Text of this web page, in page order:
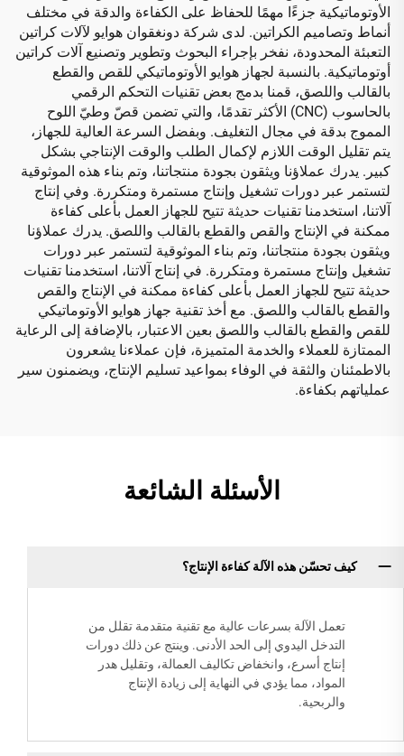
الأوتوماتيكية جزءًا مهمًا للحفاظ على الكفاءة والدقة في مختلف
أنماط وتصاميم الكراتين. لدى شركة دونغقوان هوايو لآلات كراتين
التعبئة المحدودة، نفخر بإجراء البحوث وتطوير وتصنيع آلات كراتين
أوتوماتيكية. بالنسبة لجهاز هوايو الأوتوماتيكي للقص والقطع
بالقالب واللصق، قمنا بدمج بعض تقنيات التحكم الرقمي
بالحاسوب (CNC) الأكثر تقدمًا، والتي تضمن قصّ وطيّ اللوح
المموج بدقة في مجال التغليف. وبفضل السرعة العالية للجهاز،
يتم تقليل الوقت اللازم لإكمال الطلب والوقت الإنتاجي بشكل
كبير. يدرك عملاؤنا ويثقون بجودة منتجاتنا، وتم بناء هذه الموثوقية
لتستمر عبر دورات تشغيل وإنتاج مستمرة ومتكررة. وفي إنتاج
آلاتنا، استخدمنا تقنيات حديثة تتيح للجهاز العمل بأعلى كفاءة
ممكنة في الإنتاج والقص والقطع بالقالب واللصق. يدرك عملاؤنا
ويثقون بجودة منتجاتنا، وتم بناء الموثوقية لتستمر عبر دورات
تشغيل وإنتاج مستمرة ومتكررة. في إنتاج آلاتنا، استخدمنا تقنيات
حديثة تتيح للجهاز العمل بأعلى كفاءة ممكنة في الإنتاج والقص
والقطع بالقالب واللصق. مع أخذ تقنية جهاز هوايو الأوتوماتيكي
للقص والقطع بالقالب واللصق بعين الاعتبار، بالإضافة إلى الرعاية
الممتازة للعملاء والخدمة المتميزة، فإن عملاءنا يشعرون
بالاطمئنان والثقة في الوفاء بمواعيد تسليم الإنتاج، ويضمنون سير
عملياتهم بكفاءة.
الأسئلة الشائعة
كيف تحسّن هذه الآلة كفاءة الإنتاج؟
تعمل الآلة بسرعات عالية مع تقنية متقدمة تقلل من
التدخل اليدوي إلى الحد الأدنى. وينتج عن ذلك دورات
إنتاج أسرع، وانخفاض تكاليف العمالة، وتقليل هدر
المواد، مما يؤدي في النهاية إلى زيادة الإنتاج
والربحية.